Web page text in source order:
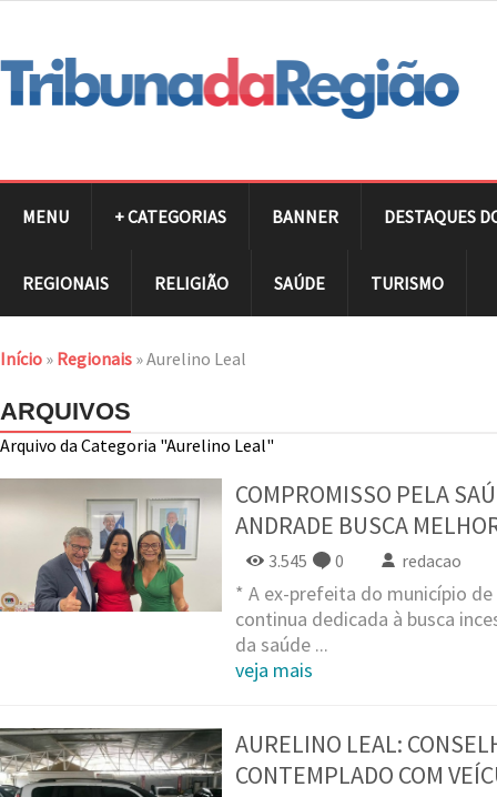
MENU + CATEGORIAS BANNER DESTAQUES
REGIONAIS RELIGIÃO SAÚDE TURISMO
Início » Regionais »Aurelino Leal
ARQUIVOS
Arquivo da Categoria "Aurelino Leal"
COMPROMISSO PELA
ANDRADE BUSCA
3.545 0 redacao
* A ex-prefeita do município
continua dedicada à busca
da saúde ...
veja mais
AURELINO LEAL:
CONTEMPLADO COM